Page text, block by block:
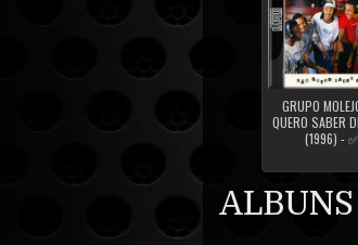
GRUPO
QUERO SABER
(1996) -